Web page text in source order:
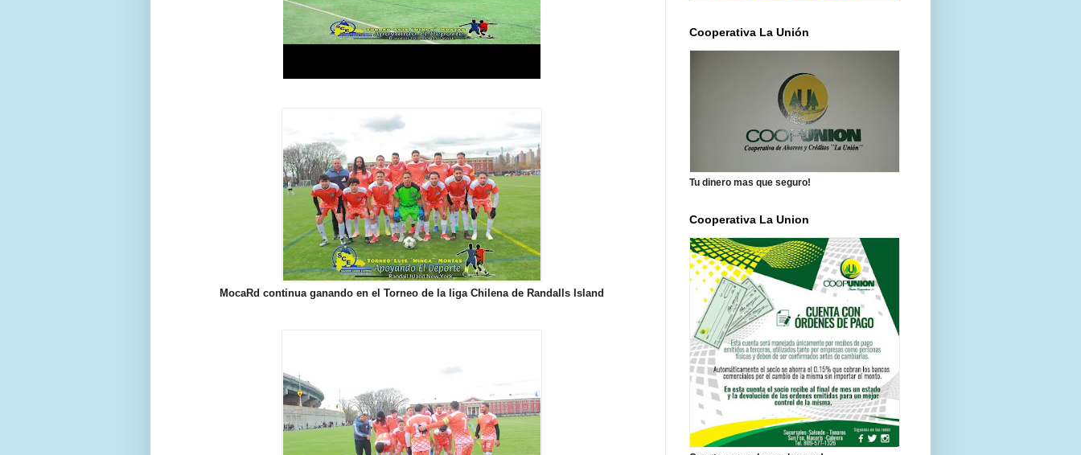
MocaRd continua ganando en el Torneo de la liga Chilena de Randalls Island
Cooperativa La Unión
Tu dinero mas que seguro!
Cooperativa La Union